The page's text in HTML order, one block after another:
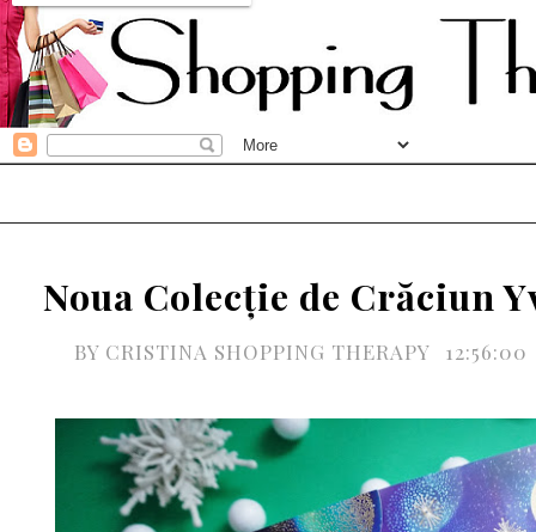
Noua Colecție de Crăciun
BY CRISTINA SHOPPING THERAPY 12:56:00